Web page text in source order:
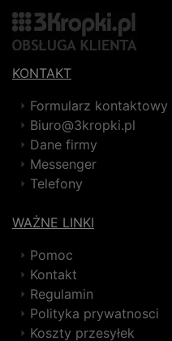
KONTAKT
Formularz kontaktowy
Biuro@3kropki.pl
Dane firmy
Messenger
Telefony
WAŻNE LINKI
Pomoc
Kontakt
Regulamin
Polityka prywatnosci
Koszty przesyłek